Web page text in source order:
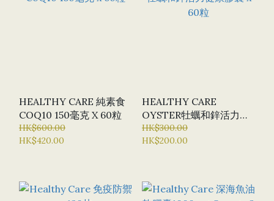
HEALTHY CARE 純素食
COQ10 150毫克 X 60粒
HK$600.00
HK$420.00
HEALTHY CARE
OYSTER牡蠣和鋅活力健
康膠囊 X 60粒
HK$300.00
HK$200.00